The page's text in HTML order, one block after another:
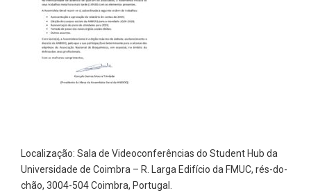
Localização: Sala de Videoconferências do Student Hub da
Universidade de Coimbra – R. Larga Edifício da FMUC, rés-do-
chão, 3004-504 Coimbra, Portugal.